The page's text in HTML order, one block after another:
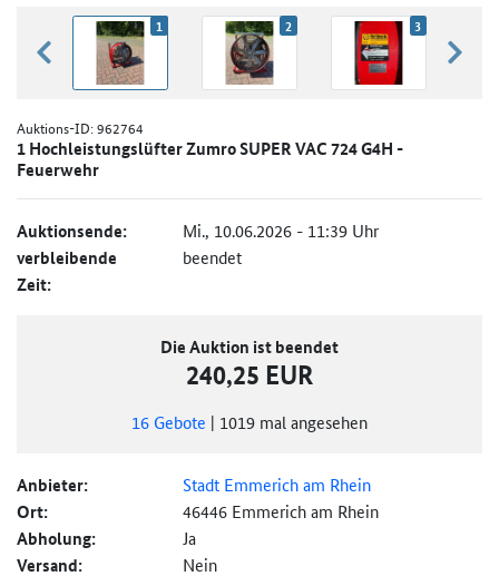
zurück blättern
1 2 3
Auktions-ID:962764
1 Hochleistungslüfter Zumro SUPER VAC 724 G4H -
Feuerwehr
Auktionsende: Mi., 10.06.2026 - 11:39 Uhr
verbleibende
Zeit:
beendet
Die Auktion ist beendet
240,25 EUR
16 Gebote | 1019 mal angesehen
Anbieter: Stadt Emmerich am Rhein
Ort: 46446 Emmerich am Rhein
Abholung: Ja
Versand: Nein